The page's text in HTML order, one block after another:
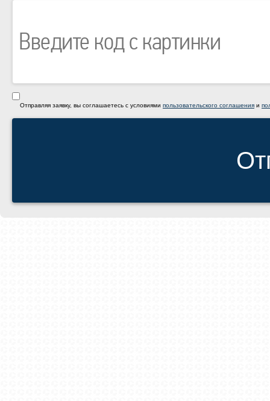
Отправляя заявку, вы соглашаетесь с условиями пользовательского соглашения и